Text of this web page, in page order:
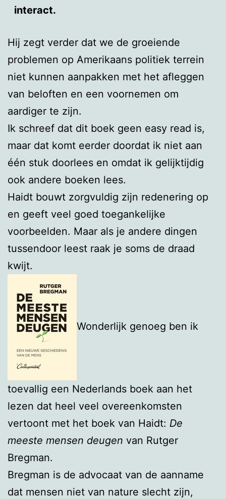
interact.
Hij zegt verder dat we de groeiende
problemen op Amerikaans politiek terrein
niet kunnen aanpakken met het afleggen
van beloften en een voornemen om
aardiger te zijn.
Ik schreef dat dit boek geen easy read is,
maar dat komt eerder doordat ik niet aan
één stuk doorlees en omdat ik gelijktijdig
ook andere boeken lees.
Haidt bouwt zorgvuldig zijn redenering op
en geeft veel goed toegankelijke
voorbeelden. Maar als je andere dingen
tussendoor leest raak je soms de draad
kwijt.
Wonderlijk genoeg ben ik
toevallig een Nederlands boek aan het
lezen dat heel veel overeenkomsten
vertoont met het boek van Haidt: De
meeste mensen deugen van Rutger
Bregman.
Bregman is de advocaat van de aanname
dat mensen niet van nature slecht zijn,